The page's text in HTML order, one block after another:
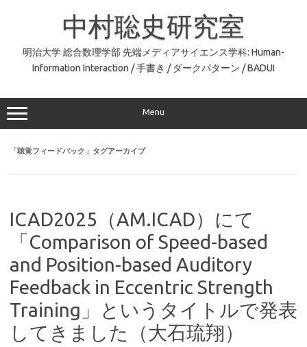
中村聡史研究室
明治大学 総合数理学部 先端メディアサイエンス学科: Human-
Information Interaction / 手書き / ダークパターン / BADUI
Menu
「聴覚フィードバック 」タグアーカイブ
ICAD2025（AM.ICAD）にて
「Comparison of Speed-based
and Position-based Auditory
Feedback in Eccentric Strength
Training」というタイトルで発表
してきました（大石琉翔）